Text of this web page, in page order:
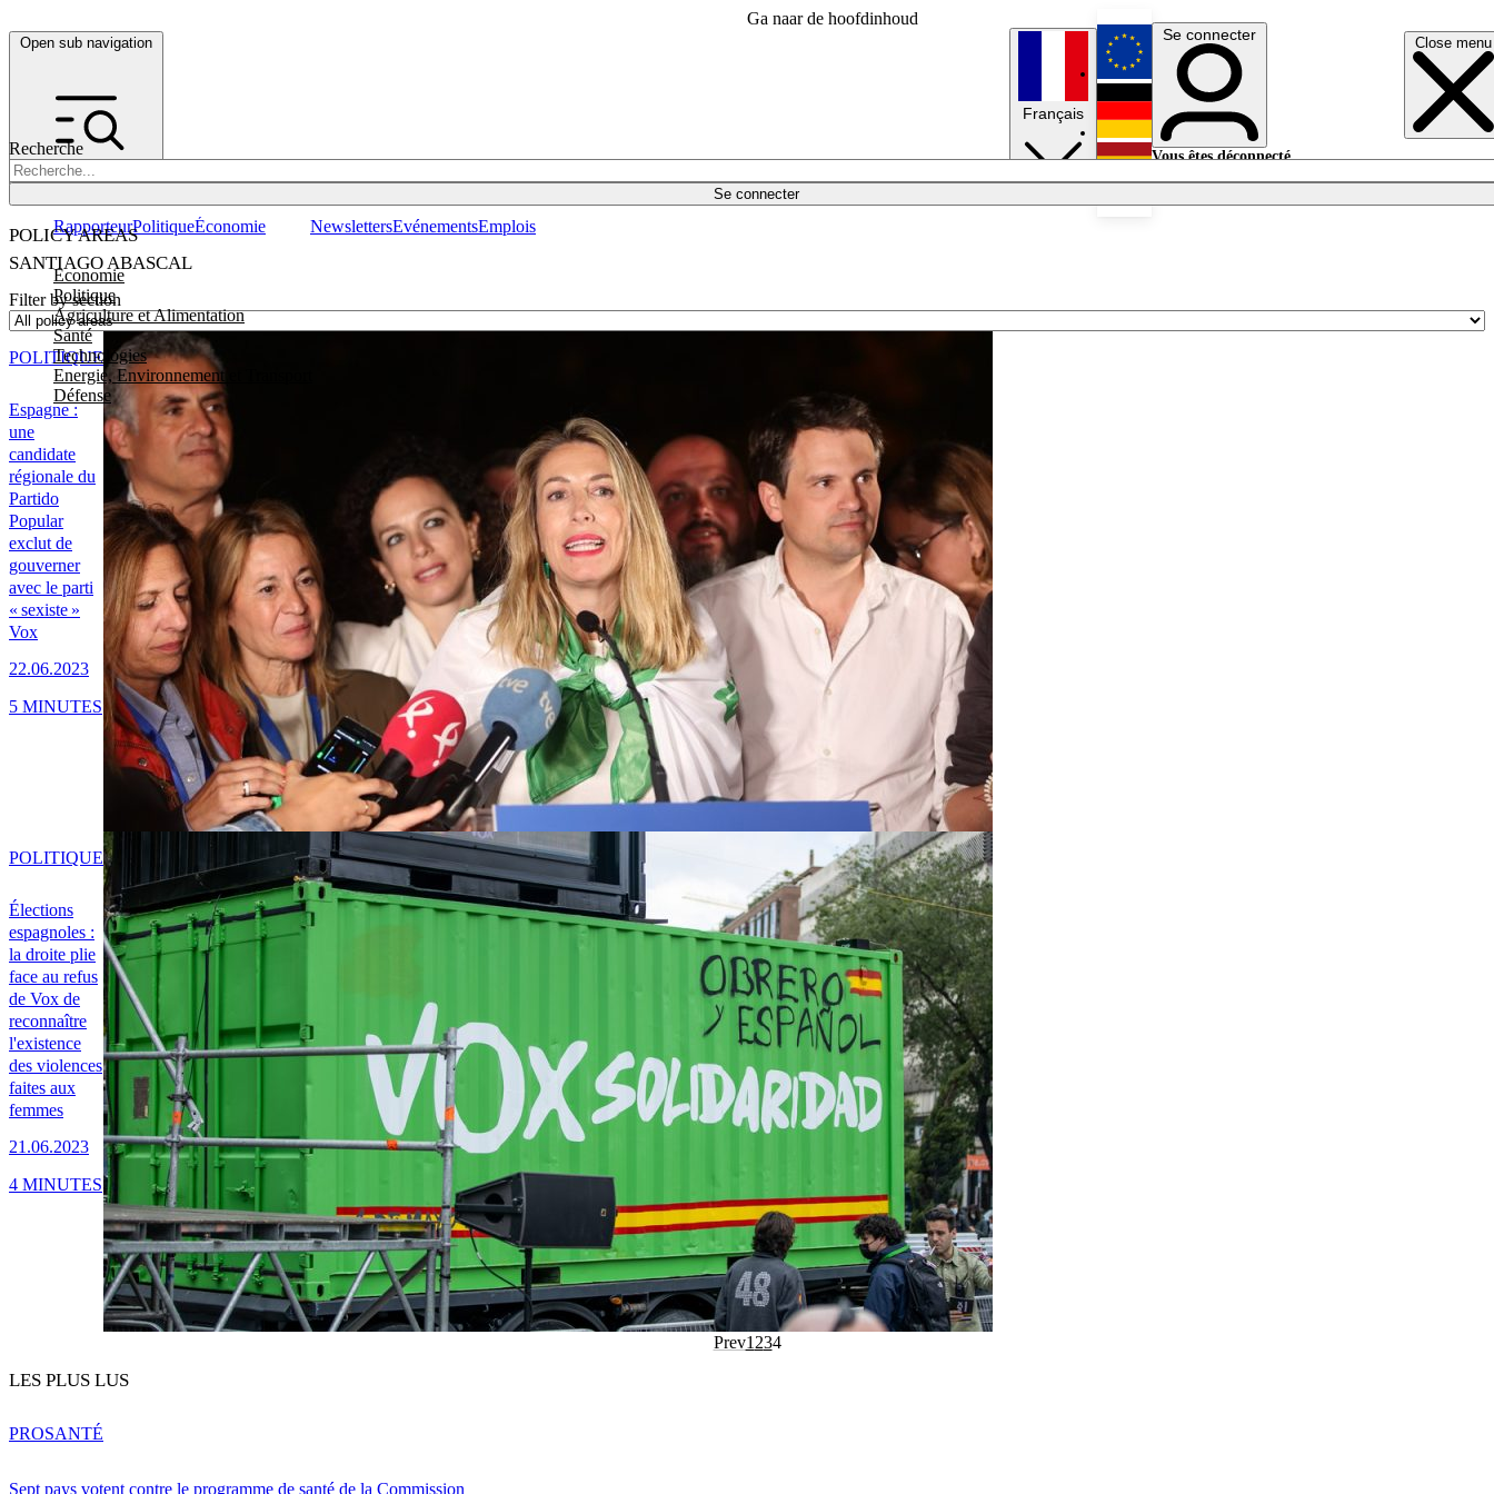
Ga naar de hoofdinhoud
Open sub navigation Close menu
Recherche
Se connecter
POLICY AREAS
Economie
Politique
Agriculture et Alimentation
Santé
Technologies
Energie, Environnement et Transport
Défense
RapporteurPolitiqueÉconomie NewslettersEvénementsEmplois
Français
English
Deutsch
Se connecter
Vous êtes déconnecté.
SANTIAGO ABASCAL
Filter by section
Espagne :
une
candidate
régionale du
Partido
Popular
exclut de
gouverner
avec le parti
« sexiste »
Vox
22.06.2023
POLITIQUE
5 MINUTES
Élections
espagnoles :
la droite plie
face au refus
de Vox de
reconnaître
l'existence
des violences
faites aux
femmes
21.06.2023
POLITIQUE
4 MINUTES
Prev1 234
LES PLUS LUS
Sept pays votent contre le programme de santé de la Commission
PROSANTÉ